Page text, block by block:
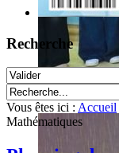
Recherche
Vous êtes ici : Accueil
Mathématiques